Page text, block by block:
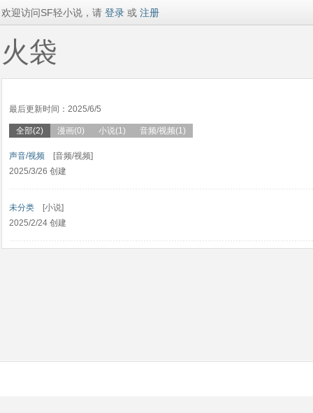
欢迎访问SF轻小说，请 登录 或 注册
火袋
最后更新时间：2025/6/5
全部(2) 漫画(0) 小说(1) 音频/视频(1)
声音/视频 [音频/视频]
2025/3/26 创建
未分类 [小说]
2025/2/24 创建